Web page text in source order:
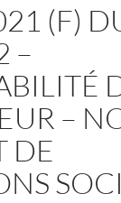
(F)
–
–
DE